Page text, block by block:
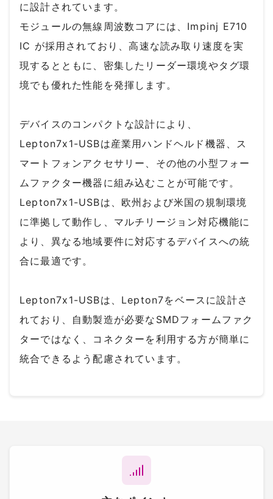
に設計されています。
モジュールの無線周波数コアには、Impinj E710
IC が採用されており、高速な読み取り速度を実
現するとともに、密集したリーダー環境やタグ環
境でも優れた性能を発揮します。
デバイスのコンパクトな設計により、
Lepton7x1-USBは産業用ハンドヘルド機器、ス
マートフォンアクセサリー、その他の小型フォー
ムファクター機器に組み込むことが可能です。
Lepton7x1-USBは、欧州および米国の規制環境
に準拠して動作し、マルチリージョン対応機能に
より、異なる地域要件に対応するデバイスへの統
合に最適です。
Lepton7x1-USBは、Lepton7をベースに設計さ
れており、自動製造が必要なSMDフォームファク
ターではなく、コネクターを利用する方が簡単に
統合できるよう配慮されています。